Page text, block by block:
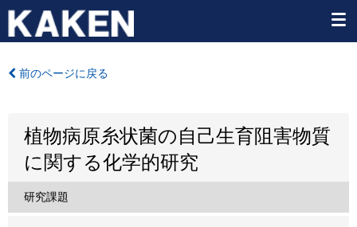
前のページに戻る
植物病原糸状菌の自己生育阻害物質
に関する化学的研究
研究課題